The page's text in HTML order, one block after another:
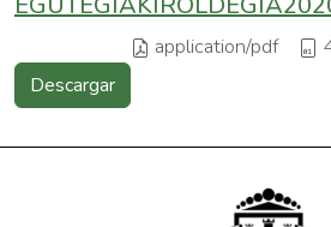
application/pdf
Descargar